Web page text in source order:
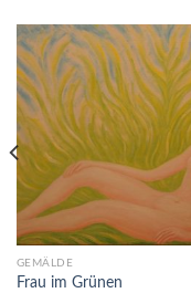
GEMÄLDE
Frau im Grünen